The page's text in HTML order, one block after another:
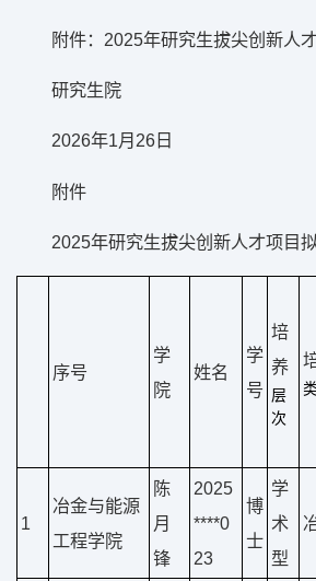
附件：2025年研究生拔尖创新人
研究生院
2026年1月26日
附件
2025年研究生拔尖创新人才项目
序号
学
院
姓名
学
号
培
养
层
次
1
冶金与能源
工程学院
陈
月
锋
2025
****0
23
博
士
学
术
型